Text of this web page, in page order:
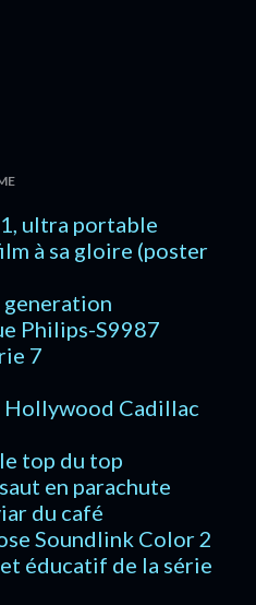
ultra portable
à sa gloire (poster
generation
Philips-S9987
7
Cadillac
top du top
en parachute
du café
Soundlink Color 2
éducatif de la série